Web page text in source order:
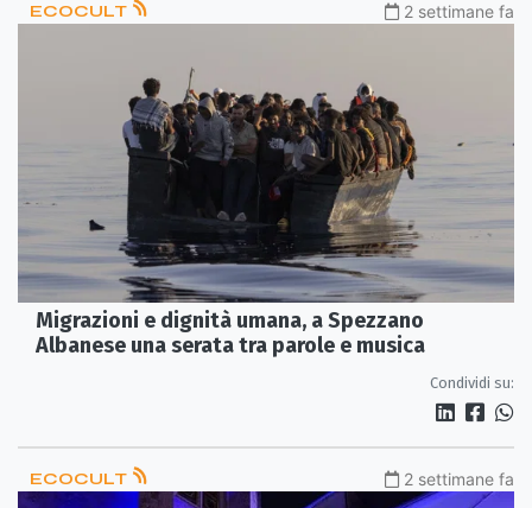
ECOCULT 2 settimane fa
Migrazioni e dignità umana, a Spezzano
Albanese una serata tra parole e musica
Condividi su:
ECOCULT 2 settimane fa